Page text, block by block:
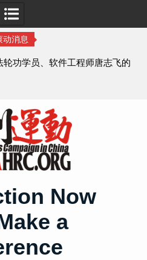
动消息
功学员、软件工程师唐志飞的
简历
Now
a